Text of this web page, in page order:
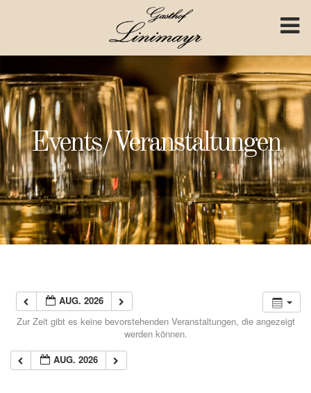
Events/Veranstaltungen
AUG. 2026
Zur Zeit gibt es keine bevorstehenden Veranstaltungen, die angezeigt
werden können.
AUG. 2026